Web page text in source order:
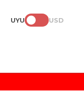
UYU USD